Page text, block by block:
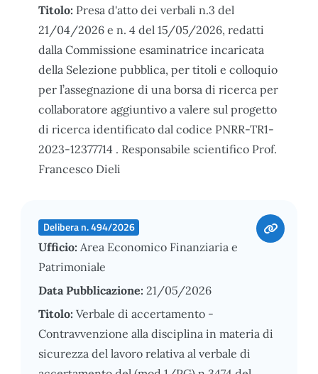
Titolo: Presa d'atto dei verbali n.3 del
21/04/2026 e n. 4 del 15/05/2026, redatti
dalla Commissione esaminatrice incaricata
della Selezione pubblica, per titoli e colloquio
per l’assegnazione di una borsa di ricerca per
collaboratore aggiuntivo a valere sul progetto
di ricerca identificato dal codice PNRR-TR1-
2023-12377714 . Responsabile scientifico Prof.
Francesco Dieli
Delibera n. 494/2026
Ufficio: Area Economico Finanziaria e
Patrimoniale
Data Pubblicazione: 21/05/2026
Titolo: Verbale di accertamento -
Contravvenzione alla disciplina in materia di
sicurezza del lavoro relativa al verbale di